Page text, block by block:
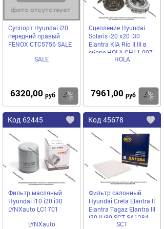
Суппорт Hyundai i20
передний правый
FENOX CTC5756 SALE
SALE
6320,00 руб Купить
Сцепление Hyundai
Solaris i20 x20 i30
Elantra KIA Rio II III в
сборе HOLA CH11-007
HOLA
7961,00 руб
Код 62445
Добавить
избранное
Фильтр масляный
Hyundai i10 i20 i30
LYNXauto LC1701
LYNXauto
Код 45678
Фильтр салонный
Hyundai Creta Elantra II
Elantra Tagaz Elantra III
i20 II i30 SCT SA1284
SCT